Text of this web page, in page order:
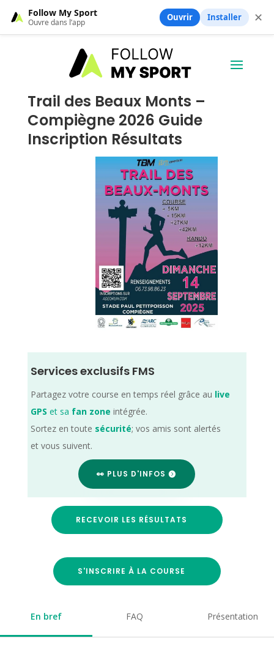
Trail des Beaux Monts –
Compiègne 2026 Guide
Inscription Résultats
Services exclusifs FMS
Partagez votre course en temps réel grâce au live
GPS et sa fan zone intégrée.
Sortez en toute sécurité; vos amis sont alertés
et vous suivent.
👀 PLUS D'INFOS
RECEVOIR LES RÉSULTATS
S'INSCRIRE À LA COURSE
En bref FAQ Présentation
Follow My Sport
Ouvre dans l’app Ouvrir Installer ✕